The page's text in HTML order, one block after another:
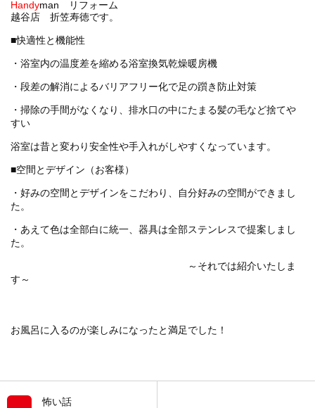
Handyman リフォーム
越谷店 折笠寿徳です。
■快適性と機能性
・浴室内の温度差を縮める浴室換気乾燥暖房機
・段差の解消によるバリアフリー化で足の躓き防止対策
・掃除の手間がなくなり、排水口の中にたまる髪の毛など捨てや
すい
浴室は昔と変わり安全性や手入れがしやすくなっています。
■空間とデザイン（お客様）
・好みの空間とデザインをこだわり、自分好みの空間ができまし
た。
・あえて色は全部白に統一、器具は全部ステンレスで提案しまし
た。
～それでは紹介いたしま
す～
お風呂に入るのが楽しみになったと満足でした！
怖い話